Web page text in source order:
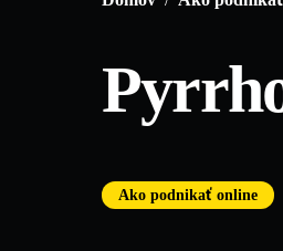
Ako podnikať online